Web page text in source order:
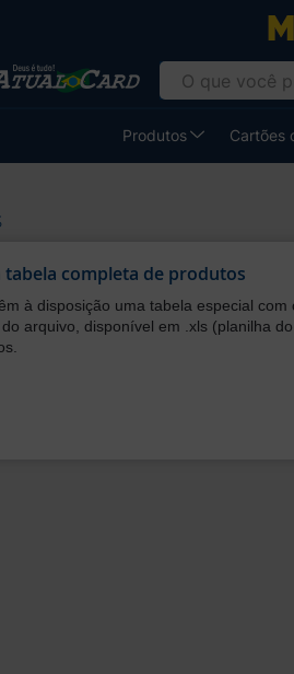
Produtos Cartões
tabela completa de produtos
à disposição uma tabela especial
arquivo, disponível em .xls (planilha